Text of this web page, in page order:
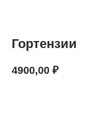
Гортензии
4900,00 ₽